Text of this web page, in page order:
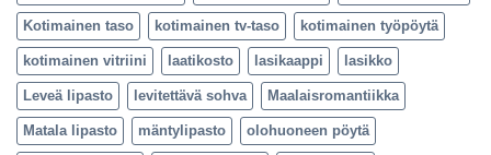
Kotimainen taso kotimainen tv-taso kotimainen työpöytä
kotimainen vitriini laatikosto lasikaappi lasikko
Leveä lipasto levitettävä sohva Maalaisromantiikka
Matala lipasto mäntylipasto olohuoneen pöytä